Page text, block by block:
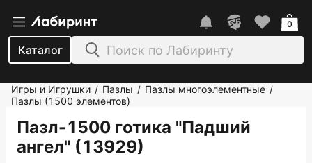
Каталог
0
Игры и Игрушки / Пазлы / Пазлы многоэлементные /
Пазлы (1500 элементов)
Пазл-1500 готика "Падший
ангел" (13929)